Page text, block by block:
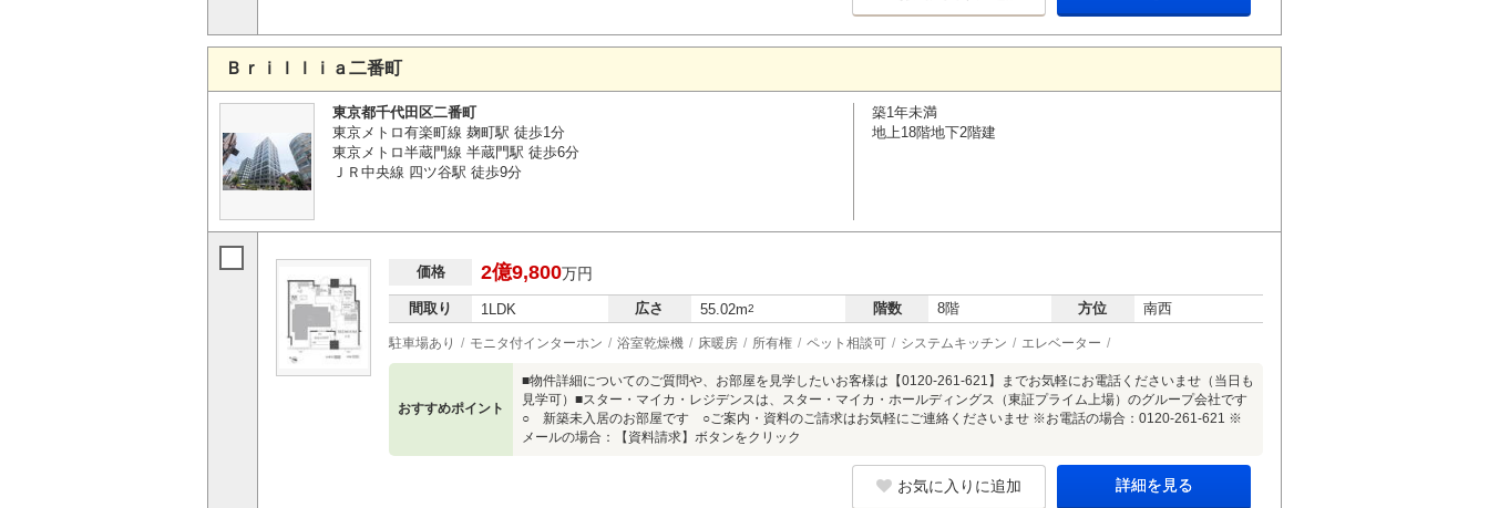
Ｂｒｉｌｌｉａ二番町
東京都千代田区二番町
東京メトロ有楽町線 麹町駅 徒歩1分
東京メトロ半蔵門線 半蔵門駅 徒歩6分
ＪＲ中央線 四ツ谷駅 徒歩9分
築1年未満
地上18階地下2階建
価格 2億9,800万円
間取り 1LDK 広さ 55.02m2 階数 8階 方位 南西
駐車場あり モニタ付インターホン 浴室乾燥機 床暖房 所有権 ペット相談可 システムキッチン エレベーター
おすすめポイント
■物件詳細についてのご質問や、お部屋を見学したいお客様は【0120-261-621】までお気軽にお電話くださいませ（当日も
見学可）■スター・マイカ・レジデンスは、スター・マイカ・ホールディングス（東証プライム上場）のグループ会社です
○ 新築未入居のお部屋です ○ご案内・資料のご請求はお気軽にご連絡くださいませ ※お電話の場合：0120-261-621 ※
メールの場合：【資料請求】ボタンをクリック
お気に入りに追加 詳細を見る